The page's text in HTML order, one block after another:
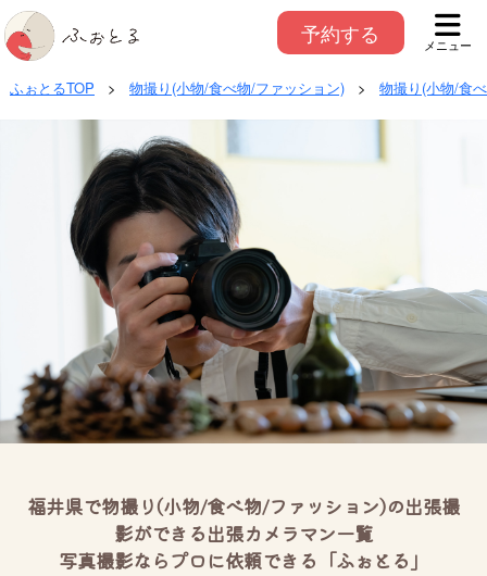
予約する メニュー
ふぉとるTOP > 物撮り(小物/食べ物/ファッション) > 物撮り(小物/食
福井県で物撮り(小物/食べ物/ファッション)の出張撮
影ができる出張カメラマン一覧
写真撮影ならプロに依頼できる「ふぉとる」